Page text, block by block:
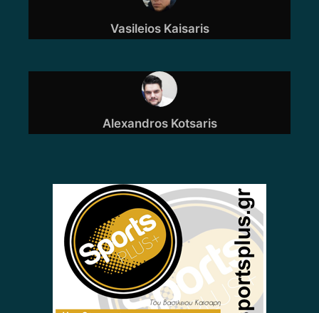
Vasileios Kaisaris
Alexandros Kotsaris